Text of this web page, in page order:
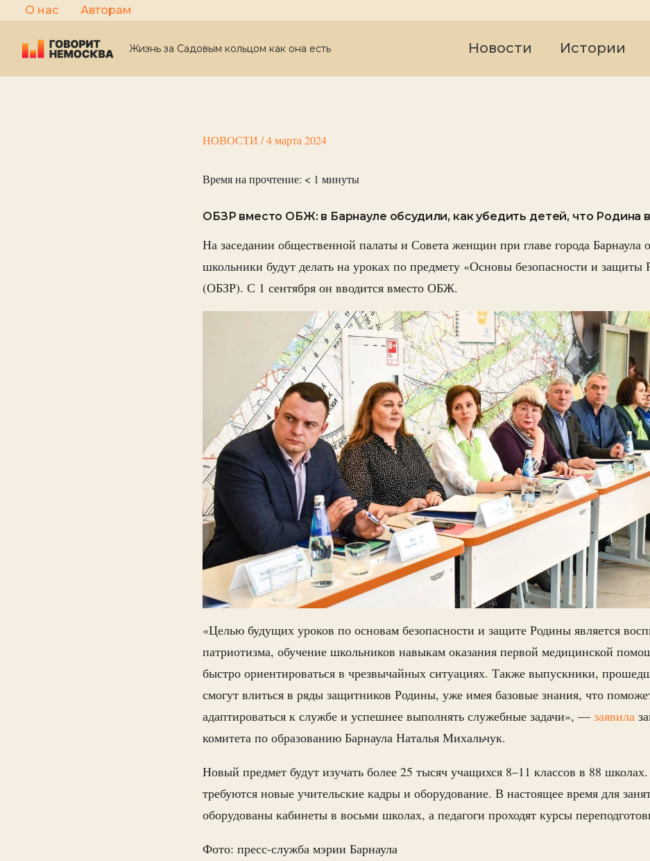
Перейти
к
содержимому
О нас Авторам
Жизнь за Садовым кольцом как она есть Новости Истории
НОВОСТИ /4 марта 2024
Время на прочтение: < 1 минуты
ОБЗР вместо ОБЖ: в Барнауле обсудили, как убедить детей, что Родина
На заседании общественной палаты и Совета женщин при главе города Барнаула
школьники будут делать на уроках по предмету «Основы безопасности и защиты
(ОБЗР). С 1 сентября он вводится вместо ОБЖ.
«Целью будущих уроков по основам безопасности и защите Родины является
патриотизма, обучение школьников навыкам оказания первой медицинской
быстро ориентироваться в чрезвычайных ситуациях. Также выпускники,
смогут влиться в ряды защитников Родины, уже имея базовые знания, что
адаптироваться к службе и успешнее выполнять служебные задачи», — заявила
комитета по образованию Барнаула Наталья Михальчук.
Новый предмет будут изучать более 25 тысяч учащихся 8–11 классов в 88
требуются новые учительские кадры и оборудование. В настоящее время для
оборудованы кабинеты в восьми школах, а педагоги проходят курсы
Фото: пресс-служба мэрии Барнаула